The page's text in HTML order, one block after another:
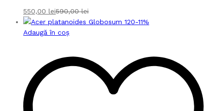
550,00 lei590,00lei
-11%
Adaugă în coș